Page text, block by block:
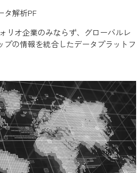
タ解析PF
リオ企業のみならず、グローバルレ
プの情報を統合したデータプラットフ